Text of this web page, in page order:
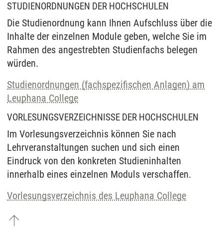
STUDIENORDNUNGEN DER HOCHSCHULEN
Die Studienordnung kann Ihnen Aufschluss über die
Inhalte der einzelnen Module geben, welche Sie im
Rahmen des angestrebten Studienfachs belegen
würden.
Studienordnungen (fachspezifischen Anlagen) am
Leuphana College
VORLESUNGSVERZEICHNISSE DER HOCHSCHULEN
Im Vorlesungsverzeichnis können Sie nach
Lehrveranstaltungen suchen und sich einen
Eindruck von den konkreten Studieninhalten
innerhalb eines einzelnen Moduls verschaffen.
Vorlesungsverzeichnis des Leuphana College